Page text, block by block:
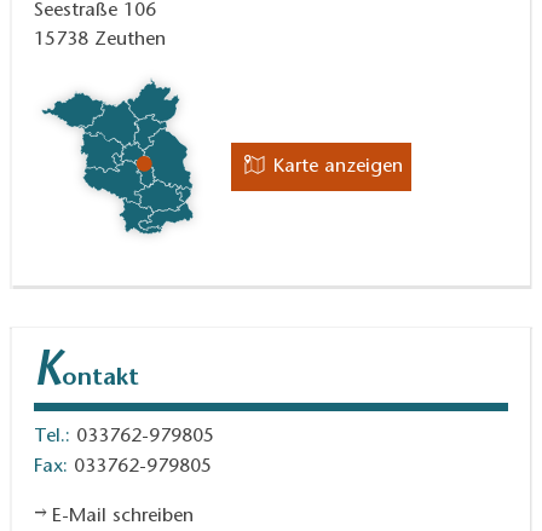
Seestraße 106
15738 Zeuthen
Karte anzeigen
Kontakt
Tel.: 033762-979805
Fax: 033762-979805
E-Mail schreiben